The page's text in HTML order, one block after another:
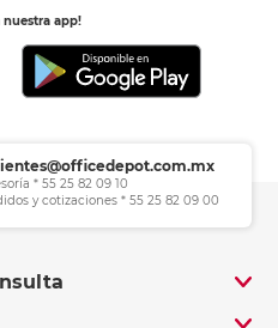
nuestra app!
* 55 25 82 09 10
y cotizaciones * 55 25 82 09 00